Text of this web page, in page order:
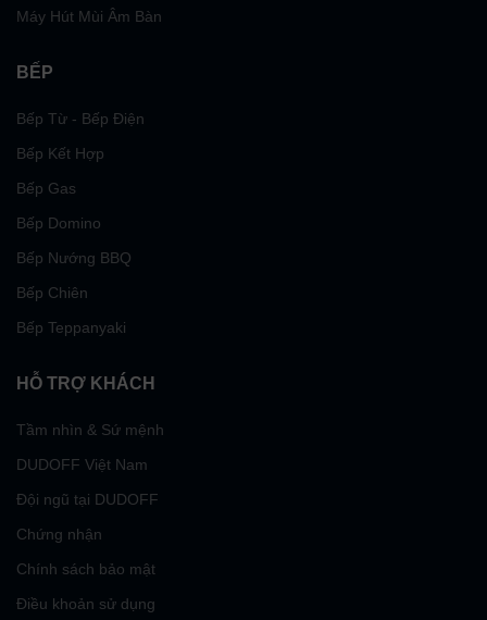
Máy Hút Mùi Âm Bàn
BẾP
Bếp Từ - Bếp Điện
Bếp Kết Hợp
Bếp Gas
Bếp Domino
Bếp Nướng BBQ
Bếp Chiên
Bếp Teppanyaki
HỖ TRỢ KHÁCH
Tầm nhìn & Sứ mệnh
DUDOFF Việt Nam
Đội ngũ tại DUDOFF
Chứng nhận
Chính sách bảo mật
Điều khoản sử dụng